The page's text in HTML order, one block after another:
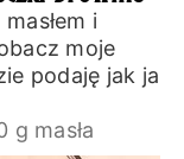
i
moje
podaję jak ja
g masła